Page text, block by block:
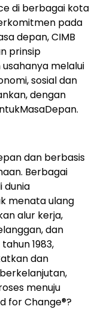
di berbagai kota
pada
depan, CIMB
prinsip
melalui
sosial dan
dengan
dan berbasis
Berbagai
dunia
menata ulang
alur kerja,
dan
1983,
dan
menuju
for Change®?